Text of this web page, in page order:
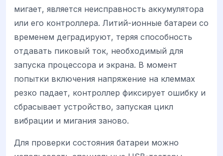
мигает, является неисправность аккумулятора
или его контроллера. Литий-ионные батареи со
временем деградируют, теряя способность
отдавать пиковый ток, необходимый для
запуска процессора и экрана. В момент
попытки включения напряжение на клеммах
резко падает, контроллер фиксирует ошибку и
сбрасывает устройство, запуская цикл
вибрации и мигания заново.
Для проверки состояния батареи можно